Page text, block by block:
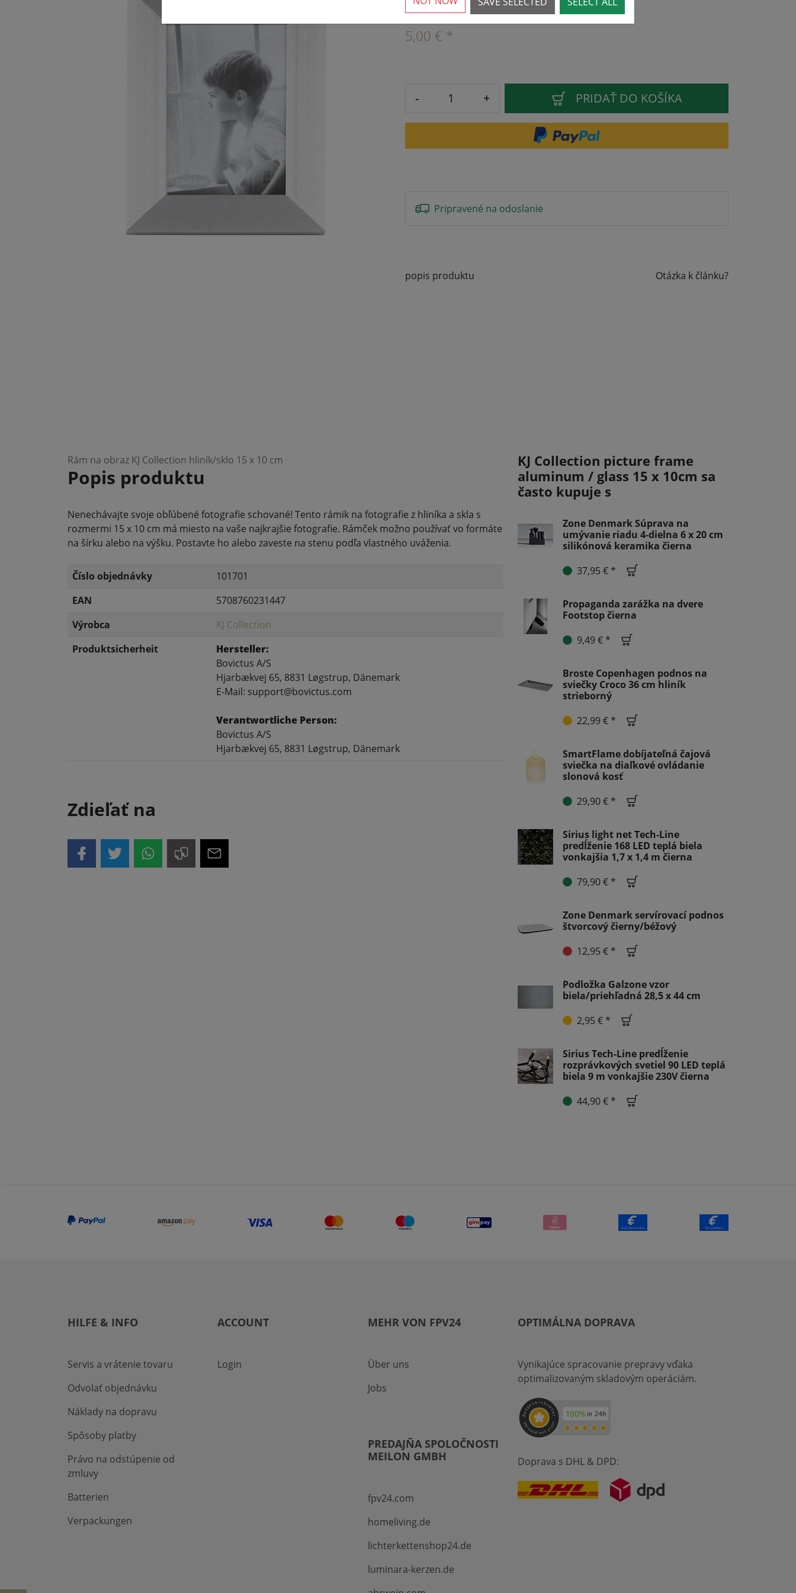
5,00 € *
- + PRIDAŤ DO KOŠÍKA
Pripravené na odoslanie
popis produktu Otázka k článku?
Rám na obraz KJ Collection hliník/sklo 15 x 10 cm
Popis produktu
Nenechávajte svoje obľúbené fotografie schované! Tento rámik na fotografie z hliníka a skla s
rozmermi 15 x 10 cm má miesto na vaše najkrajšie fotografie. Rámček možno používať vo formáte
na šírku alebo na výšku. Postavte ho alebo zaveste na stenu podľa vlastného uváženia.
Číslo objednávky
101701
EAN
5708760231447
Výrobca
KJ Collection
Produktsicherheit
Hersteller:
Bovictus A/S
Hjarbækvej 65, 8831 Løgstrup, Dänemark
E-Mail: support@bovictus.com
Verantwortliche Person:
Bovictus A/S
Hjarbækvej 65, 8831 Løgstrup, Dänemark
Zdieľať na
KJ Collection picture frame
aluminum / glass 15 x 10cm sa
často kupuje s
Zone Denmark Súprava na
umývanie riadu 4-dielna 6 x 20 cm
silikónová keramika čierna
37,95 € *
Propaganda zarážka na dvere
Footstop čierna
9,49 € *
Broste Copenhagen podnos na
sviečky Croco 36 cm hliník
strieborný
22,99 € *
SmartFlame dobíjateľná čajová
sviečka na diaľkové ovládanie
slonová kosť
29,90 € *
Sirius light net Tech-Line
predĺženie 168 LED teplá biela
vonkajšia 1,7 x 1,4 m čierna
79,90 € *
Zone Denmark servírovací podnos
štvorcový čierny/béžový
12,95 € *
Podložka Galzone vzor
biela/priehľadná 28,5 x 44 cm
2,95 € *
Sirius Tech-Line predĺženie
rozprávkových svetiel 90 LED teplá
biela 9 m vonkajšie 230V čierna
44,90 € *
HILFE & INFO
Servis a vrátenie tovaru
Odvolať objednávku
Náklady na dopravu
Spôsoby platby
Právo na odstúpenie od
zmluvy
Batterien
Verpackungen
ACCOUNT
Login
MEHR VON FPV24
Über uns
Jobs
PREDAJŇA SPOLOČNOSTI
MEILON GMBH
fpv24.com
homeliving.de
lichterkettenshop24.de
luminara-kerzen.de
OPTIMÁLNA DOPRAVA
Vynikajúce spracovanie prepravy vďaka
optimalizovaným skladovým operáciám.
Doprava s DHL & DPD: